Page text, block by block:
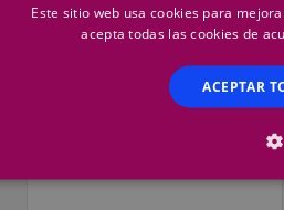
FERDEX
Este sitio web usa cookies para
acepta todas las cookies de
ACEPTAR